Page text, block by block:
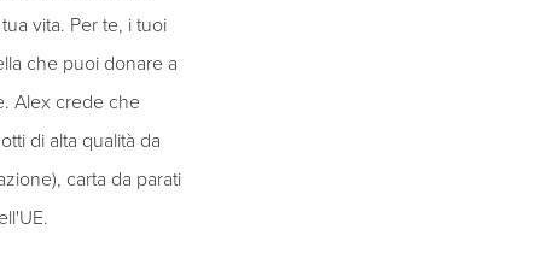
vita. Per te, i tuoi
che puoi donare a
Alex crede che
di alta qualità da
carta da parati